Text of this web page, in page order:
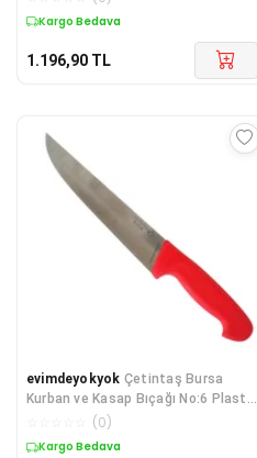
Kargo Bedava
1.196,90 TL
evimdeyokyok Çetintaş Bursa
Kurban ve Kasap Bıçağı No:6 Plastik
Sap TdrTR(0)
Kargo Bedava